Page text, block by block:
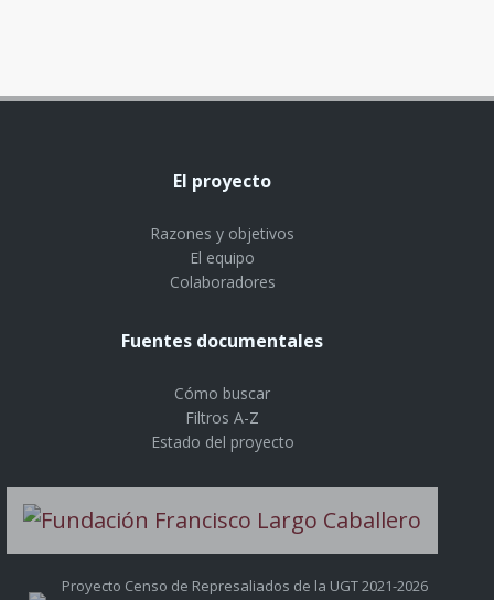
El proyecto
Razones y objetivos
El equipo
Colaboradores
Fuentes documentales
Cómo buscar
Filtros A-Z
Estado del proyecto
Proyecto Censo de Represaliados de la UGT 2021-2026